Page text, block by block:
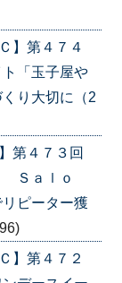
】第４７４
「玉子屋や
り大切に（2
第４７３回
Ｓａｌｏ
ピーター獲
】第４７２